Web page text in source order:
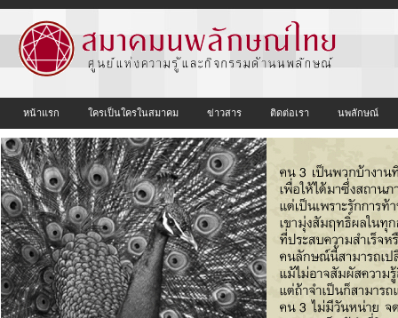
หน้าแรก ใครเป็นใครในสมาคม ข่าวสาร ติดต่อเรา นพลักษณ์